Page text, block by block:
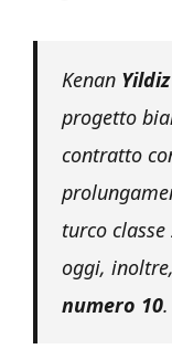
Kenan Yildiz
progetto
contratto
turco
oggi, inoltre,
numero 10.